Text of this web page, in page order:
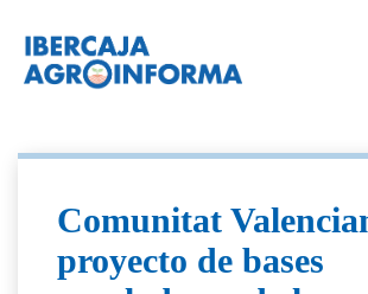
Comunitat
proyecto de bases